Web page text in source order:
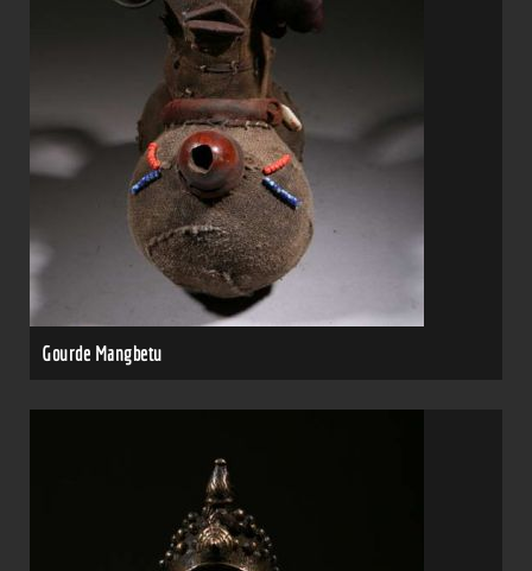
Gourde Mangbetu